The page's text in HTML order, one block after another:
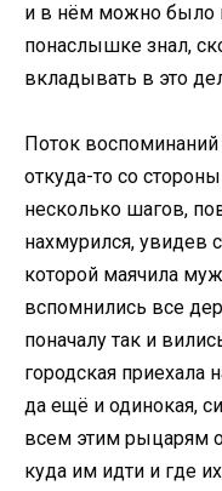
и в нём можно было
понаслышке знал,
вкладывать в это
Поток
откуда-то со
несколько шагов,
нахмурился, увидев
которой маячила
вспомнились все
поначалу так и
городская приехала
да ещё и одинокая,
всем этим рыцарям
куда им идти и где